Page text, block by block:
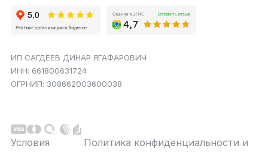
ИП САГДЕЕВ ДИНАР ЯГАФАРОВИЧ
ИНН: 661800631724
ОГРНИП: 308662003600038
Условия
Политика конфиденциальности и